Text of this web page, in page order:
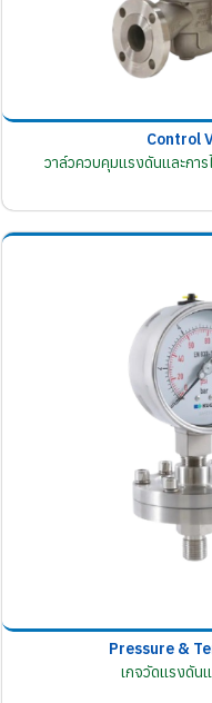
Control
วาล์วควบคุมแรงดันและกา
Pressure &
เกจวัดแรงดัน